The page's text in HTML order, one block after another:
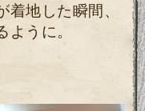
地した瞬間、
ように。